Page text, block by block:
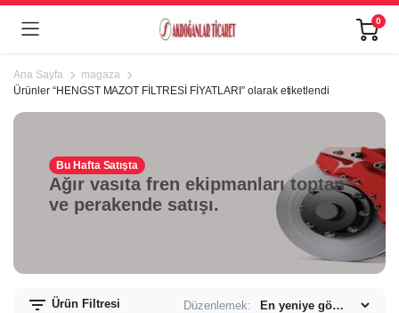
0
Ana Sayfa
magaza
Ürünler “HENGST MAZOT FİLTRESİ FİYATLARI” olarak etiketlendi
Bu Hafta Satışta
Ağır vasıta fren ekipmanları toptan
ve perakende satışı.
Ürün Filtresi Düzenlemek: